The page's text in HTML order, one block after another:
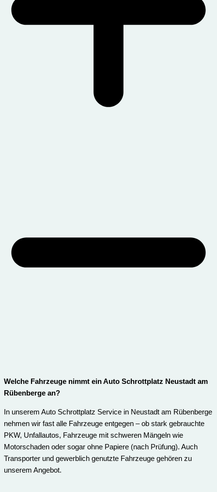
Welche Fahrzeuge nimmt ein Auto Schrottplatz Neustadt am
Rübenberge an?
In unserem Auto Schrottplatz Service in Neustadt am Rübenberge
nehmen wir fast alle Fahrzeuge entgegen – ob stark gebrauchte
PKW, Unfallautos, Fahrzeuge mit schweren Mängeln wie
Motorschaden oder sogar ohne Papiere (nach Prüfung). Auch
Transporter und gewerblich genutzte Fahrzeuge gehören zu
unserem Angebot.